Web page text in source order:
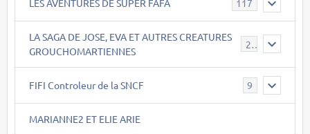
LES AVENTURES DE SUPER FAFA 117
LA SAGA DE JOSE, EVA ET AUTRES CREATURES
GROUCHOMARTIENNES
26
FIFI Controleur de la SNCF 9
MARIANNE2 ET ELIE ARIE